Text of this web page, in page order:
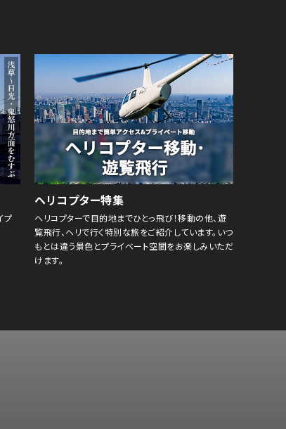
プ
ヘリコプター特集
ヘリコプターで目的地までひとっ飛び！移動の他、遊
覧飛行、ヘリで行く特別な旅をご紹介しています。いつ
もとは違う景色とプライベート空間をお楽しみいただ
けます。